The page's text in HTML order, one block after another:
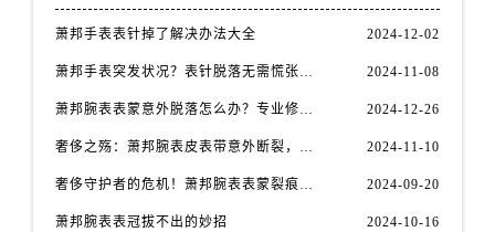
萧邦手表表针掉了解决办法大全 2024-12-02
萧邦手表突发状况？表针脱落无需慌张，速效解决方案在这里 2024-11-08
萧邦腕表表蒙意外脱落怎么办？专业修复指南助您爱表重生 2024-12-26
奢侈之殇：萧邦腕表皮表带意外断裂，如何优雅应对 2024-11-10
奢侈守护者的危机！萧邦腕表表蒙裂痕，如何优雅应对 2024-09-20
萧邦腕表表冠拔不出的妙招 2024-10-16